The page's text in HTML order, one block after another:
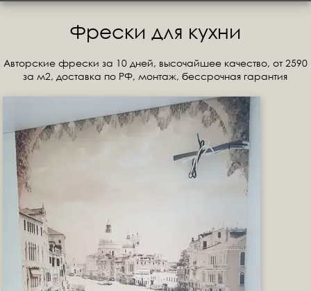
Фрески для кухни
Авторские фрески за 10 дней, высочайшее качество, от 2590
за м2, доставка по РФ, монтаж, бессрочная гарантия